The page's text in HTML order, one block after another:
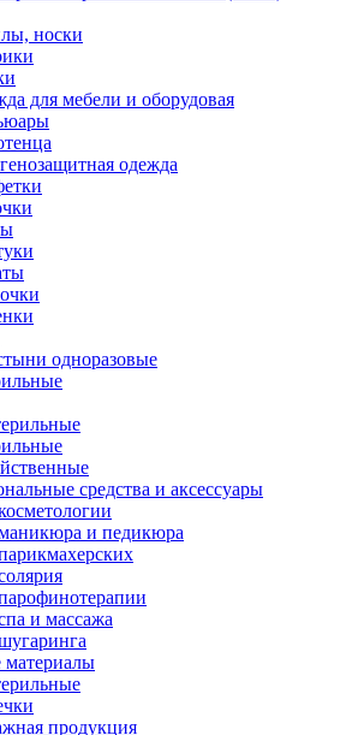
носки
для мебели и оборудовая
одежда
одноразовые
средства и аксессуары
и педикюра
и массажа
материалы
продукция